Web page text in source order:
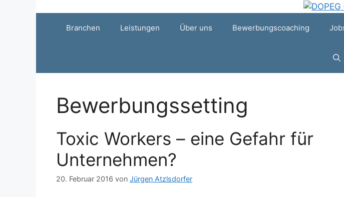
Branchen Leistungen Über uns Bewerbungscoaching
Bewerbungssetting
Toxic Workers – eine Gefahr für
Unternehmen?
20. Februar 2016 von Jürgen Atzlsdorfer